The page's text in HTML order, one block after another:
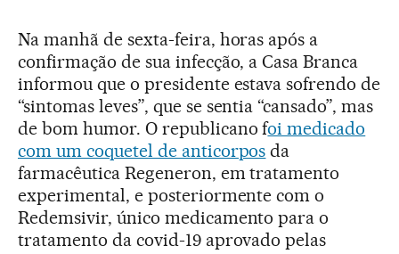
Na manhã de sexta-feira, horas após a
confirmação de sua infecção, a Casa Branca
informou que o presidente estava sofrendo de
“sintomas leves”, que se sentia “cansado”, mas
de bom humor. O republicano foi medicado
com um coquetel de anticorpos da
farmacêutica Regeneron, em tratamento
experimental, e posteriormente com o
Redemsivir, único medicamento para o
tratamento da covid-19 aprovado pelas